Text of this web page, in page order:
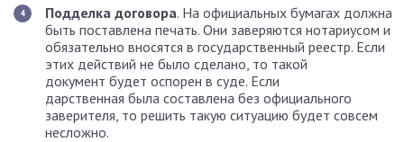
Подделка договора. На официальных бумагах должна
быть поставлена печать. Они заверяются нотариусом и
обязательно вносятся в государственный реестр. Если
этих действий не было сделано, то такой
документ будет оспорен в суде. Если
дарственная была составлена без официального
заверителя, то решить такую ситуацию будет совсем
несложно.